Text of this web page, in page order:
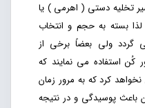
تخلیه دستی ( اهرمی ) یا
بسته به حجم و انتخاب
گردد ولی بعضاً برخی از
کُن استفاده می نمایند که
کرد که به مرور زمان
باعث پوسیدگی و در نتیجه